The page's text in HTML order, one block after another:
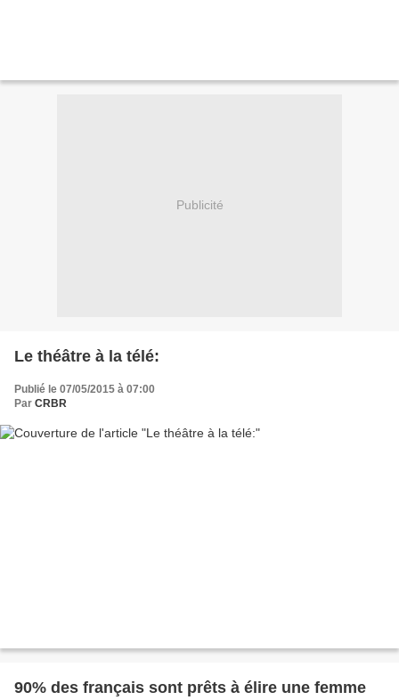
Publicité
Le théâtre à la télé:
Publié le 07/05/2015 à 07:00
Par CRBR
90% des français sont prêts à élire une femme